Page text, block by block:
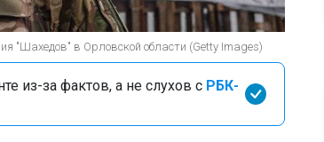
"Шахедов" в Орловской области (Getty Images)
из-за фактов, а не слухов с РБК-